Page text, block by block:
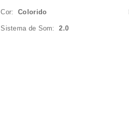
Cor:Colorido
Sistema de Som:2.0